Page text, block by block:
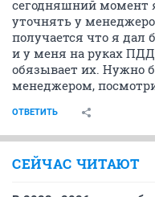
сегодняшний момент
уточнять у
получается что я дал
и у меня на руках
обязывает их. Нужно
менеджером,
ОТВЕТИТЬ
СЕЙЧАС ЧИТАЮТ